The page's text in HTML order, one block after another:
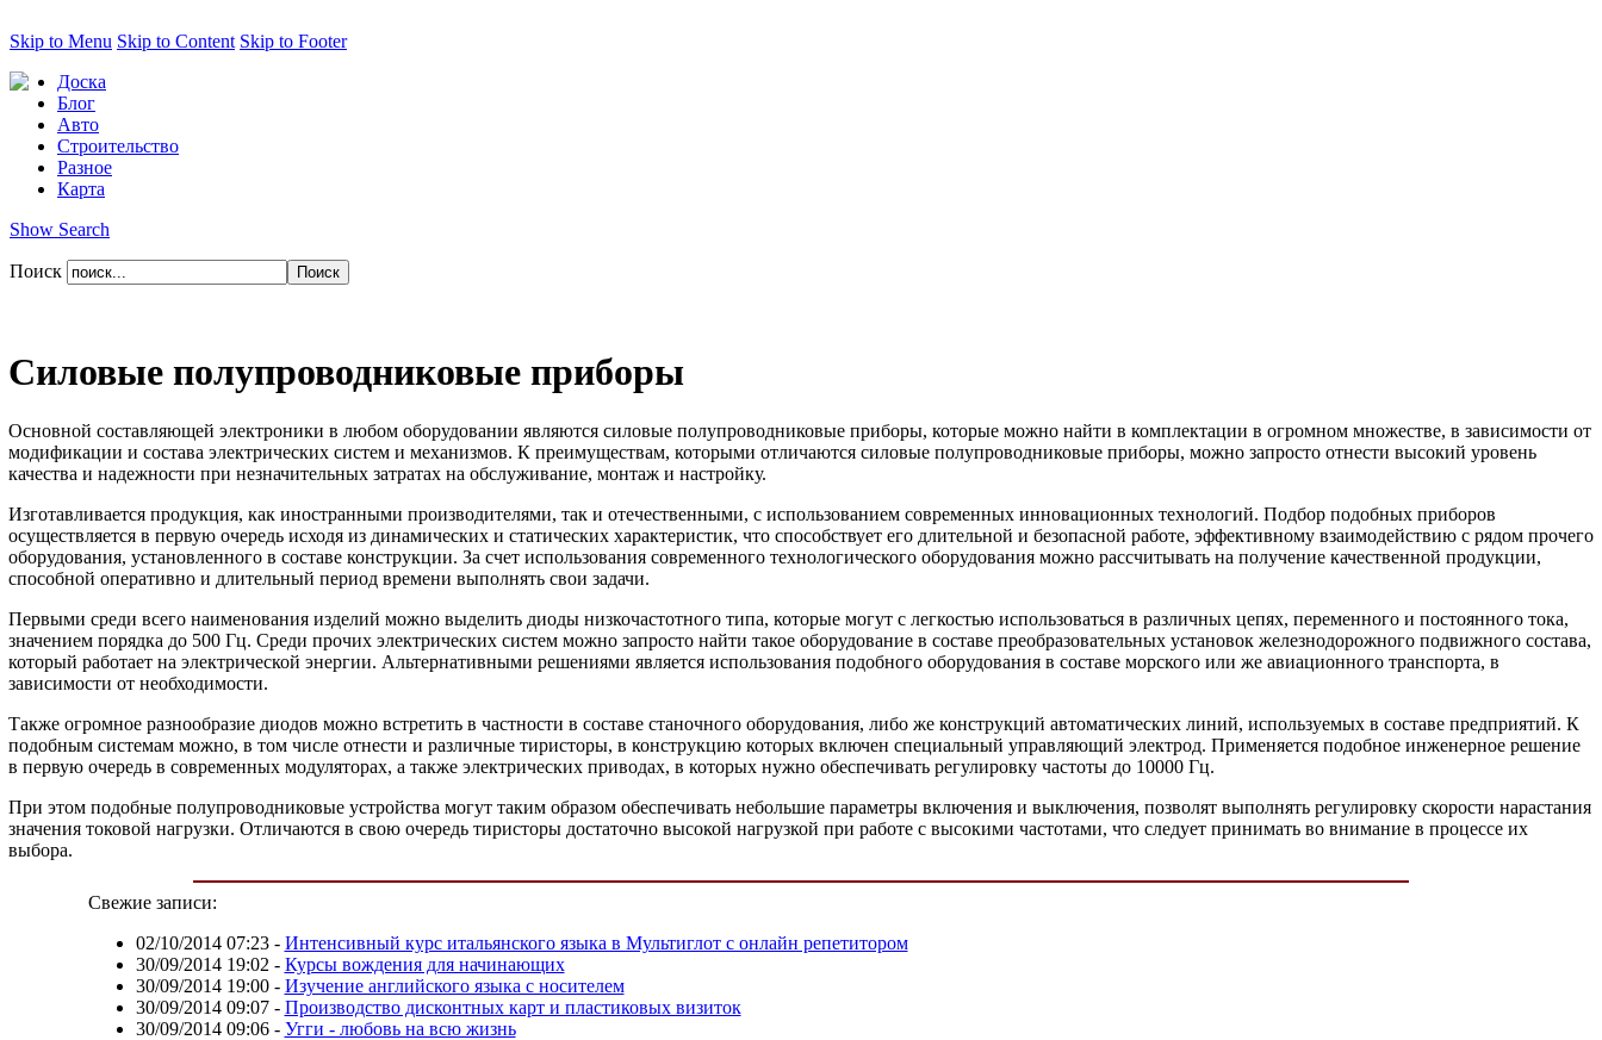
Skip to Menu Skip to Content Skip to Footer
Доска
Блог
Авто
Строительство
Разное
Карта
Show Search
Поиск
Силовые полупроводниковые приборы
Основной составляющей электроники в любом оборудовании являются силовые полупроводниковые приборы, которые можно найти в комплектации в огромном множестве, в зависимости от
модификации и состава электрических систем и механизмов. К преимуществам, которыми отличаются силовые полупроводниковые приборы, можно запросто отнести высокий уровень
качества и надежности при незначительных затратах на обслуживание, монтаж и настройку.
Изготавливается продукция, как иностранными производителями, так и отечественными, с использованием современных инновационных технологий. Подбор подобных приборов
осуществляется в первую очередь исходя из динамических и статических характеристик, что способствует его длительной и безопасной работе, эффективному взаимодействию с рядом прочего
оборудования, установленного в составе конструкции. За счет использования современного технологического оборудования можно рассчитывать на получение качественной продукции,
способной оперативно и длительный период времени выполнять свои задачи.
Первыми среди всего наименования изделий можно выделить диоды низкочастотного типа, которые могут с легкостью использоваться в различных цепях, переменного и постоянного тока,
значением порядка до 500 Гц. Среди прочих электрических систем можно запросто найти такое оборудование в составе преобразовательных установок железнодорожного подвижного состава,
который работает на электрической энергии. Альтернативными решениями является использования подобного оборудования в составе морского или же авиационного транспорта, в
зависимости от необходимости.
Также огромное разнообразие диодов можно встретить в частности в составе станочного оборудования, либо же конструкций автоматических линий, используемых в составе предприятий. К
подобным системам можно, в том числе отнести и различные тиристоры, в конструкцию которых включен специальный управляющий электрод. Применяется подобное инженерное решение
в первую очередь в современных модуляторах, а также электрических приводах, в которых нужно обеспечивать регулировку частоты до 10000 Гц.
При этом подобные полупроводниковые устройства могут таким образом обеспечивать небольшие параметры включения и выключения, позволят выполнять регулировку скорости нарастания
значения токовой нагрузки. Отличаются в свою очередь тиристоры достаточно высокой нагрузкой при работе с высокими частотами, что следует принимать во внимание в процессе их
выбора.
Свежие записи:
02/10/2014 07:23- Интенсивный курс итальянского языка в Мультиглот с онлайн репетитором
30/09/2014 19:02 - Курсы вождения для начинающих
30/09/2014 19:00- Изучение английского языка с носителем
30/09/2014 09:07- Производство дисконтных карт и пластиковых визиток
30/09/2014 09:06- Угги - любовь на всю жизнь